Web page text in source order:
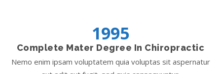
1995
Complete Mater Degree In Chiropractic
Nemo enim ipsam voluptatem quia voluptas sit aspernatur